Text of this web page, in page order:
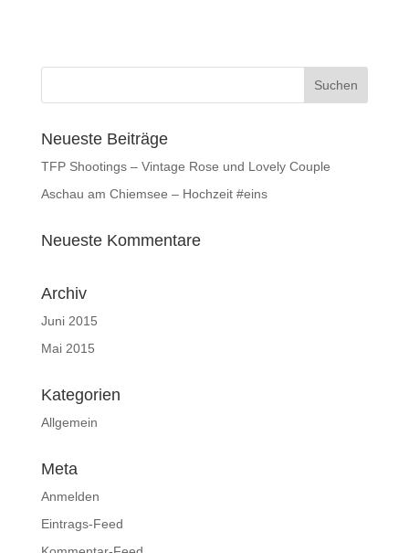
Neueste Beiträge
TFP Shootings – Vintage Rose und Lovely Couple
Aschau am Chiemsee – Hochzeit #eins
Neueste Kommentare
Archiv
Juni 2015
Mai 2015
Kategorien
Allgemein
Meta
Anmelden
Eintrags-Feed